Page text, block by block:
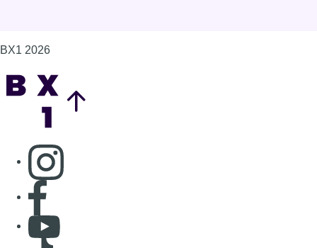
BX1 2026
Consulter page Instagram
Consulter page Facebook
Consulter Youtube
Consulter TikTok